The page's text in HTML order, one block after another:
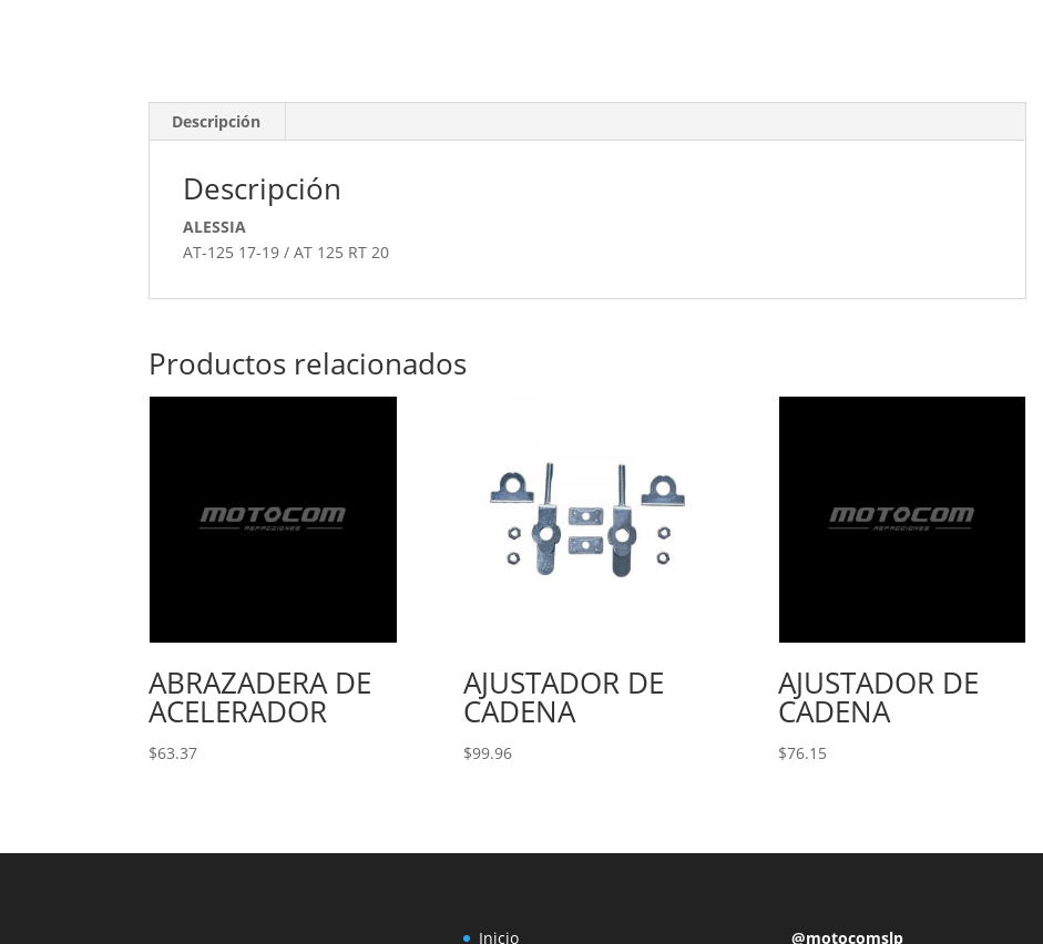
Descripción
Descripción
ALESSIA
AT-125 17-19 / AT 125 RT 20
Productos relacionados
ABRAZADERA DE
ACELERADOR
$63.37
AJUSTADOR DE
CADENA
$99.96
AJUSTADOR DE
CADENA
$76.15
Inicio @motocomslp